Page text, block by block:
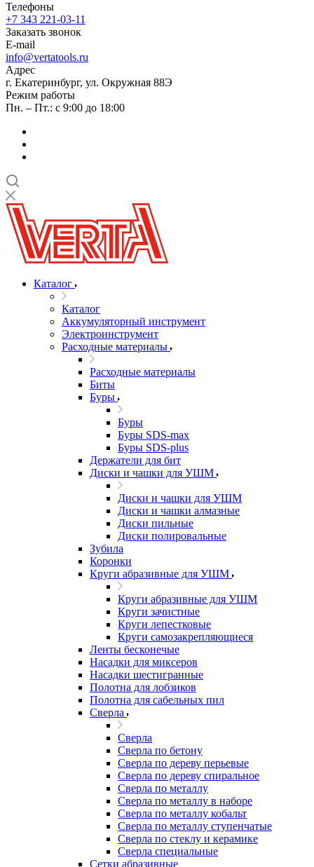
Телефоны
+7 343 221-03-11
Заказать звонок
E-mail
info@vertatools.ru
Адрес
г. Екатеринбург, ул. Окружная 88Э
Режим работы
Пн. – Пт.: с 9:00 до 18:00
Каталог
Каталог
Аккумуляторный инструмент
Электроинструмент
Расходные материалы
Расходные материалы
Биты
Буры
Буры
Буры SDS-max
Буры SDS-plus
Держатели для бит
Диски и чашки для УШМ
Диски и чашки для УШМ
Диски и чашки алмазные
Диски пильные
Диски полировальные
Зубила
Коронки
Круги абразивные для УШМ
Круги абразивные для УШМ
Круги зачистные
Круги лепестковые
Круги самозакрепляющиеся
Ленты бесконечые
Насадки для миксеров
Насадки шестигранные
Полотна для лобзиков
Полотна для сабельных пил
Сверла
Сверла
Сверла по бетону
Сверла по дереву перьевые
Сверла по дереву спиральное
Сверла по металлу
Сверла по металлу в наборе
Сверла по металлу кобальт
Сверла по металлу ступенчатые
Сверла по стеклу и керамике
Сверла специальные
Сетки абразивные